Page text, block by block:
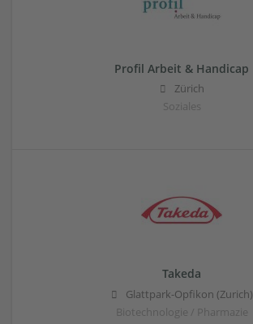
Profil Arbeit & Handicap
Zürich
Soziales
Takeda
Glattpark-Opfikon (Zurich)
Biotechnologie / Pharmazie